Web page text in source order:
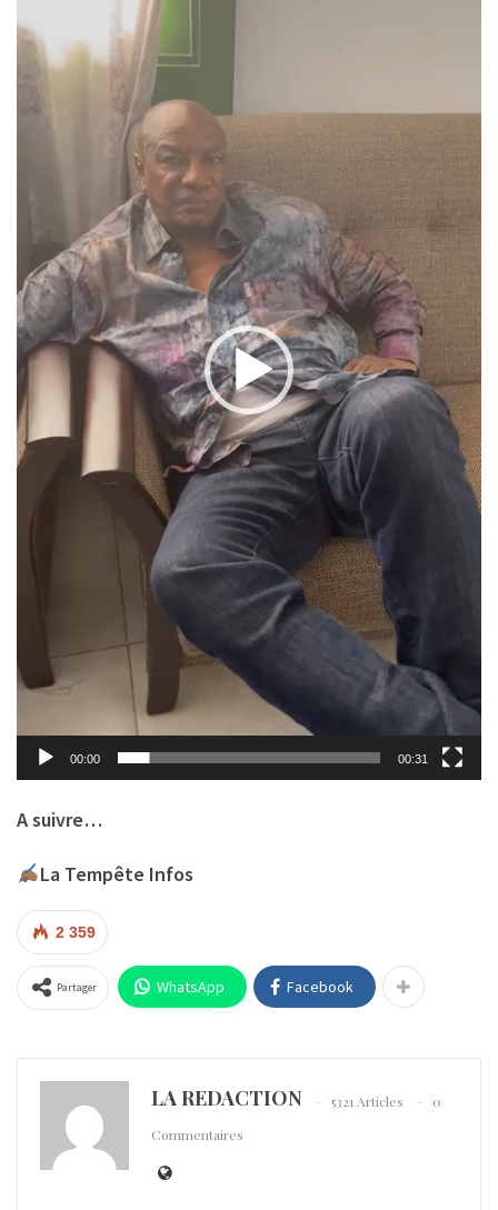
00:00 00:31
A suivre…
La Tempête Infos
2 359
Partager WhatsApp Facebook
LA REDACTION 5321 Articles
0
Commentaires